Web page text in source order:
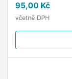
originálním
95,00 Kč
včetně DPH